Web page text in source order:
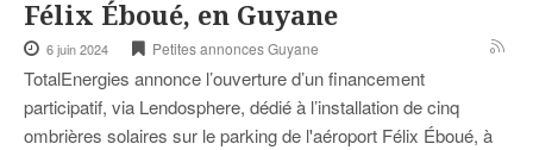
Félix Éboué, en Guyane
6 juin 2024 Petites annonces Guyane
TotalEnergies annonce l’ouverture d’un financement
participatif, via Lendosphere, dédié à l’installation de cinq
ombrières solaires sur le parking de l'aéroport Félix Éboué, à